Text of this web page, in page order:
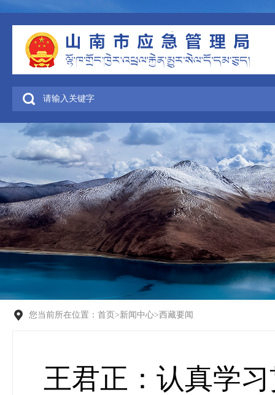
您当前所在位置： 首页 >新闻中心>西藏要闻
王君正：认真学